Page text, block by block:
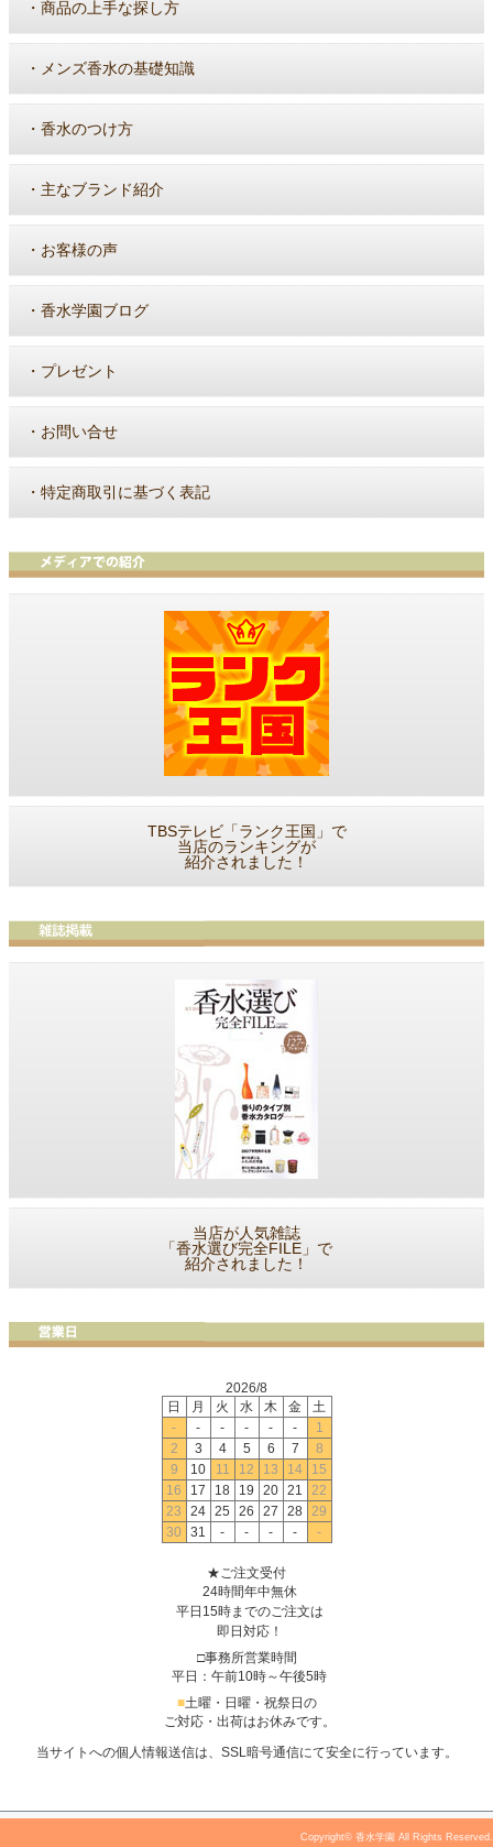
・ 商品の上手な探し方
・ メンズ香水の基礎知識
・ 香水のつけ方
・ 主なブランド紹介
・ お客様の声
・ 香水学園ブログ
・ プレゼント
・ お問い合せ
・ 特定商取引に基づく表記
TBSテレビ「ランク王国」で
当店のランキングが
紹介されました！
当店が人気雑誌
「香水選び完全FILE」で
紹介されました！
2026/8
日
月 火 水 木 金
土
-
- - - - -
1
2
3 4 5 6 7
8
9
10 11 12 13 14
15
16
17 18 19 20 21
22
23
24 25 26 27 28 29
30
31 - - - - -
★ご注文受付
24時間年中無休
平日15時までのご注文は
即日対応！
□事務所営業時間
平日：午前10時～午後5時
■土曜・日曜・祝祭日の
ご対応・出荷はお休みです。
当サイトへの個人情報送信は、SSL暗号通信にて安全に行っています。
Copyright© 香水学園 All Rights Reserved.